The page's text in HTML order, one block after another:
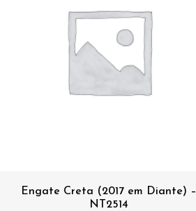
Engate Creta (2017 em Diante) –
NT2514